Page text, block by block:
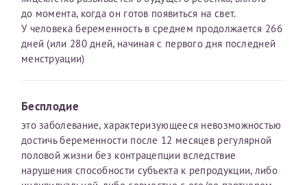
до момента, когда он готов появиться на свет.
У человека беременность в среднем продолжается 266
дней (или 280 дней, начиная с первого дня последней
менструации)
Бесплодие
это заболевание, характеризующееся невозможностью
достичь беременности после 12 месяцев регулярной
половой жизни без контрацепции вследствие
нарушения способности субъекта к репродукции, либо
Направить справку сразу в ИФНС
(упрощенный порядок возврата НДФЛ с 2024 г.)
Электронная почта*
скан 2-3 страниц паспорта пациента и